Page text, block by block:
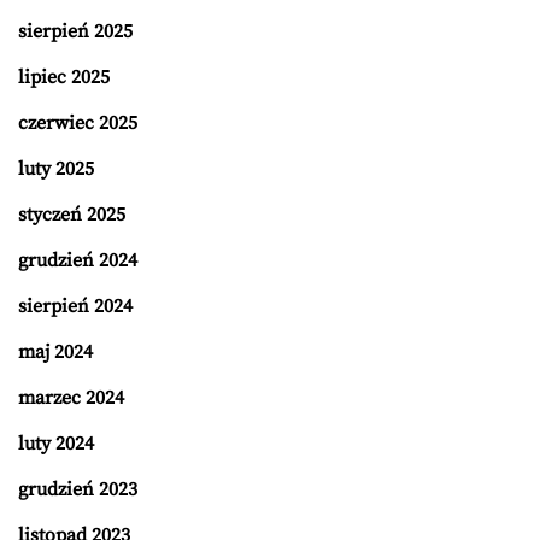
sierpień 2025
lipiec 2025
czerwiec 2025
luty 2025
styczeń 2025
grudzień 2024
sierpień 2024
maj 2024
marzec 2024
luty 2024
grudzień 2023